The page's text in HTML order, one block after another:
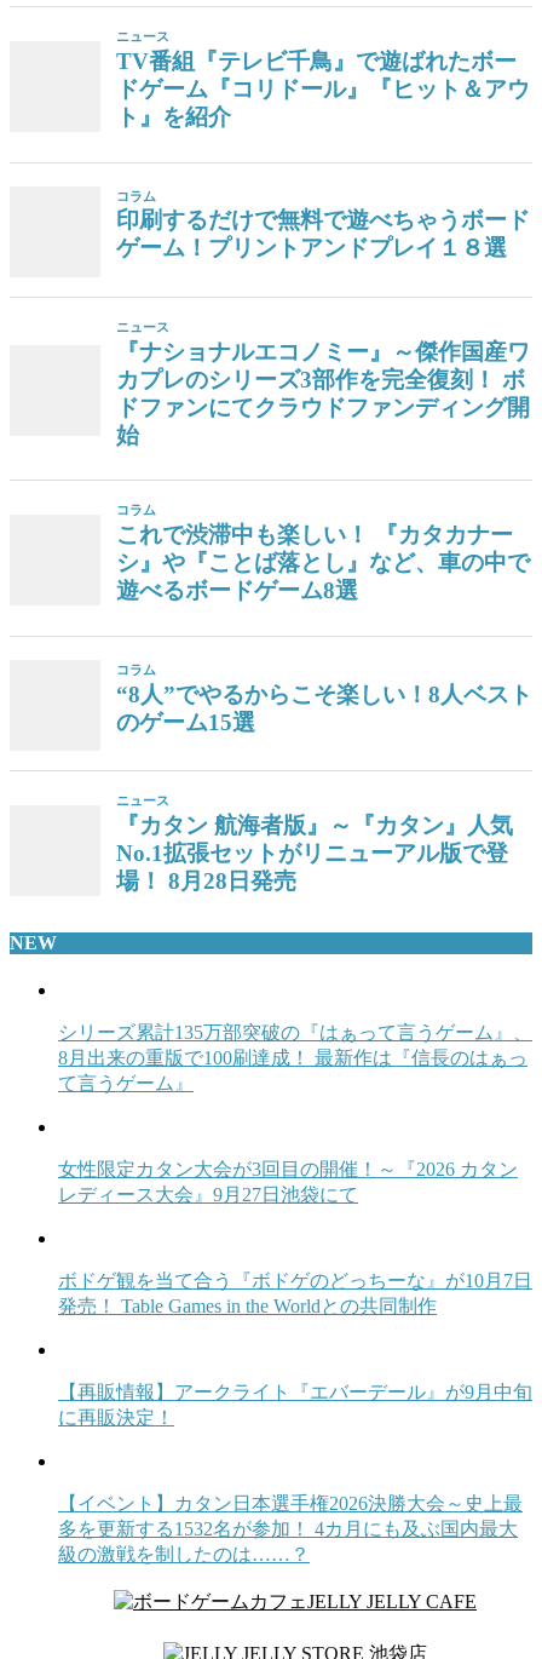
NEW
シリーズ累計135万部突破の『はぁって言うゲーム』、
8月出来の重版で100刷達成！ 最新作は『信長のはぁっ
て言うゲーム』
女性限定カタン大会が3回目の開催！～『2026 カタン
レディース大会』9月27日池袋にて
ボドゲ観を当て合う『ボドゲのどっちーな』が10月7日
発売！ Table Games in the Worldとの共同制作
【再販情報】アークライト『エバーデール』が9月中旬
に再販決定！
【イベント】カタン日本選手権2026決勝大会～史上最
多を更新する1532名が参加！ 4カ月にも及ぶ国内最大
級の激戦を制したのは……？